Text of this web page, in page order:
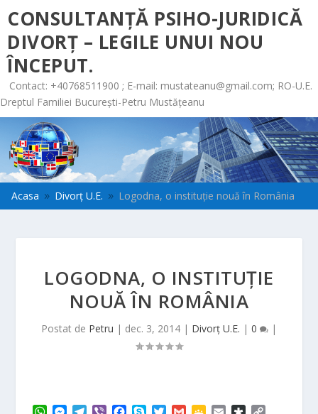
CONSULTANȚĂ PSIHO-JURIDICĂ
DIVORȚ – LEGILE UNUI NOU
ÎNCEPUT.
Contact: +40768511900 ; E-mail: mustateanu@gmail.com; RO-U.E.
Dreptul Familiei București-Petru Mustățeanu
Acasa 9 Divorț U.E. 9 Logodna, o instituţie nouă în România
LOGODNA, O INSTITUŢIE
NOUĂ ÎN ROMÂNIA
Postat de Petru | dec. 3, 2014 | Divorț U.E. | 0 |